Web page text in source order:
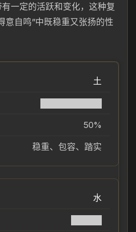
一定的活跃和变化，这种复
意自鸣”中既稳重又张扬的性
土
50%
稳重、包容、踏实
水